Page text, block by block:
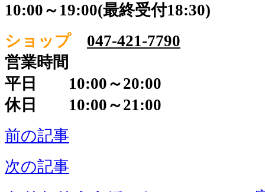
10:00～19:00(最終受付18:30)
ショップ
047-421-7790
営業時間
平日 10:00～20:00
休日 10:00～21:00
前の記事
次の記事